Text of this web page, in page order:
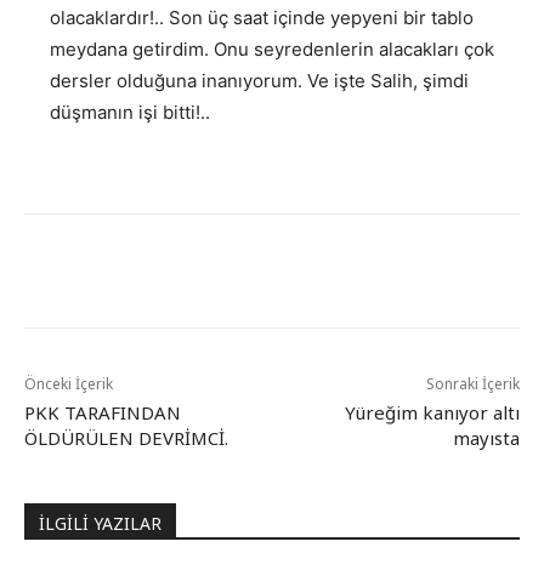
olacaklardır!.. Son üç saat içinde yepyeni bir tablo
meydana getirdim. Onu seyredenlerin alacakları çok
dersler olduğuna inanıyorum. Ve işte Salih, şimdi
düşmanın işi bitti!..
Önceki İçerik
PKK TARAFINDAN
ÖLDÜRÜLEN DEVRİMCİ.
Sonraki İçerik
Yüreğim kanıyor altı
mayısta
İLGİLİ YAZILAR